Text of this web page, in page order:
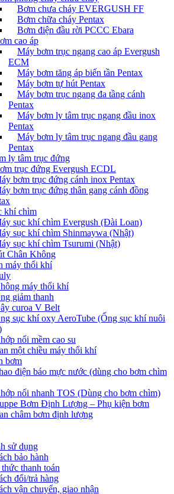
Bơm chưa cháy EVERGUSH FF
Bơm chữa cháy Pentax
Bơm điện đầu rời PCCC Ebara
cao áp
Máy bơm trục ngang cao áp Evergush
ECM
Máy bơm tăng áp biến tần Pentax
Máy bơm tự hút Pentax
Máy bơm trục ngang đa tầng cánh
Pentax
Máy bơm ly tâm trục ngang đầu inox
Pentax
Máy bơm ly tâm trục ngang đầu gang
Pentax
ly tâm trục đứng
trục đứng Evergush ECDL
bơm trục đứng cánh inox Pentax
bơm trục đứng thân gang cánh đồng
khí chìm
sục khí chìm Evergush (Đài Loan)
sục khí chìm Shinmaywa (Nhật)
sục khí chìm Tsurumi (Nhật)
Chân Không
máy thổi khí
máy thổi khí
giảm thanh
curoa V Belt
sục khí oxy AeroTube (Ống sục khí nuôi
nối mềm cao su
một chiều máy thổi khí
bơm
điện báo mực nước (dùng cho bơm chìm
nối nhanh TOS (Dùng cho bơm chìm)
Bơm Định Lượng – Phụ kiện bơm
châm bơm định lượng
sử dụng
bảo hành
thanh toán
đổi/trả hàng
vận chuyển, giao nhận